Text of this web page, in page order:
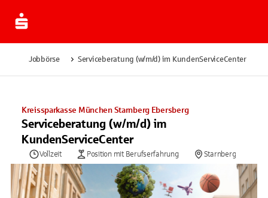
Jobbörse Serviceberatung (w/m/d) im KundenServiceCenter
Kreissparkasse München Starnberg Ebersberg
Serviceberatung (w/m/d) im
KundenServiceCenter
Vollzeit Position mit Berufserfahrung Starnberg